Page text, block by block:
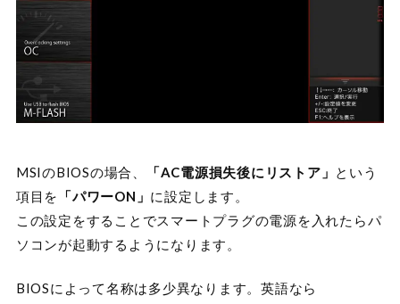
MSIのBIOSの場合、 「AC電源損失後にリストア」 という
項目を
「パワーON」 に設定します。
この設定をすることでスマートプラグの電源を入れたらパ
ソコンが起動するようになります。
BIOSによって名称は多少異なります。英語なら